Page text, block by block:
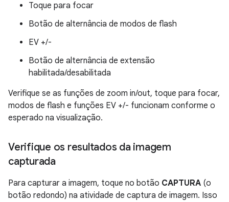
Toque para focar
Botão de alternância de modos de flash
EV +/-
Botão de alternância de extensão
habilitada/desabilitada
Verifique se as funções de zoom in/out, toque para focar,
modos de flash e funções EV +/- funcionam conforme o
esperado na visualização.
Verifique os resultados da imagem
capturada
Para capturar a imagem, toque no botão CAPTURA (o
botão redondo) na atividade de captura de imagem. Isso